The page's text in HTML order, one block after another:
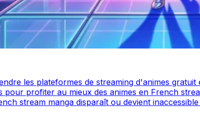
les plateformes de streaming d'animes gratuit
pour profiter au mieux des animes en French
stream manga disparaît ou devient inaccessible